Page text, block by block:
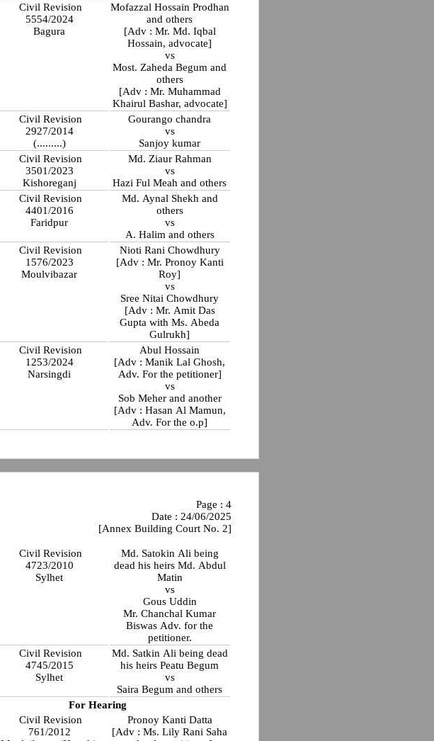
Civil Revision
5554/2024
Bagura
Mofazzal Hossain Prodhan
and others
[Adv : Mr. Md. Iqbal
Hossain, advocate]
vs
Most. Zaheda Begum and
others
[Adv : Mr. Muhammad
Khairul Bashar, advocate]
Civil Revision
2927/2014
(.........)
Gourango chandra
vs
Sanjoy kumar
Civil Revision
3501/2023
Kishoreganj
Md. Ziaur Rahman
vs
Hazi Ful Meah and others
Civil Revision
4401/2016
Faridpur
Md. Aynal Shekh and
others
vs
A. Halim and others
Civil Revision
1576/2023
Moulvibazar
Nioti Rani Chowdhury
[Adv : Mr. Pronoy Kanti
Roy]
vs
Sree Nitai Chowdhury
[Adv : Mr. Amit Das
Gupta with Ms. Abeda
Gulrukh]
Civil Revision
1253/2024
Narsingdi
Abul Hossain
[Adv : Manik Lal Ghosh,
Adv. For the petitioner]
vs
Sob Meher and another
[Adv : Hasan Al Mamun,
Adv. For the o.p]
Page : 4
Date : 24/06/2025
[Annex Building Court No. 2]
Civil Revision
4723/2010
Sylhet
Md. Satokin Ali being
dead his heirs Md. Abdul
Matin
vs
Gous Uddin
Mr. Chanchal Kumar
Biswas Adv. for the
petitioner.
Civil Revision
4745/2015
Sylhet
Md. Satkin Ali being dead
his heirs Peatu Begum
vs
Saira Begum and others
For Hearing
Civil Revision
761/2012
Pronoy Kanti Datta
[Adv : Ms. Lily Rani Saha